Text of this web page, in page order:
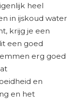
heel
in ijskoud water
krijg je een
een goed
erg goed
en
en het